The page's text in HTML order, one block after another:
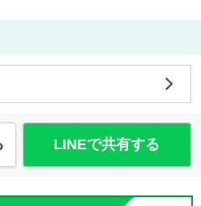
LINEで共有する